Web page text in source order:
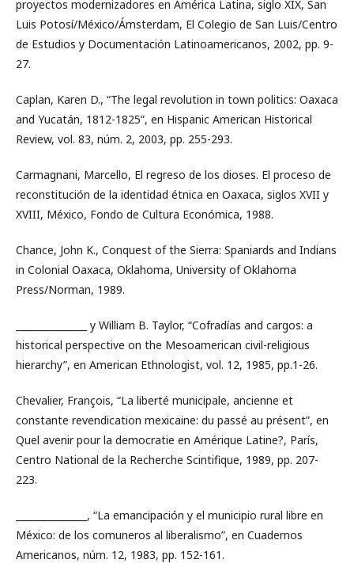
proyectos modernizadores en América Latina, siglo XIX, San
Luis Potosí/México/Ámsterdam, El Colegio de San Luis/Centro
de Estudios y Documentación Latinoamericanos, 2002, pp. 9-
27.
Caplan, Karen D., “The legal revolution in town politics: Oaxaca
and Yucatán, 1812-1825”, en Hispanic American Historical
Review, vol. 83, núm. 2, 2003, pp. 255-293.
Carmagnani, Marcello, El regreso de los dioses. El proceso de
reconstitución de la identidad étnica en Oaxaca, siglos XVII y
XVIII, México, Fondo de Cultura Económica, 1988.
Chance, John K., Conquest of the Sierra: Spaniards and Indians
in Colonial Oaxaca, Oklahoma, University of Oklahoma
Press/Norman, 1989.
_______________ y William B. Taylor, “Cofradías and cargos: a
historical perspective on the Mesoamerican civil-religious
hierarchy”, en American Ethnologist, vol. 12, 1985, pp.1-26.
Chevalier, François, “La liberté municipale, ancienne et
constante revendication mexicaine: du passé au présent”, en
Quel avenir pour la democratie en Amérique Latine?, París,
Centro National de la Recherche Scintifique, 1989, pp. 207-
223.
_______________, “La emancipación y el municipio rural libre en
México: de los comuneros al liberalismo”, en Cuadernos
Americanos, núm. 12, 1983, pp. 152-161.